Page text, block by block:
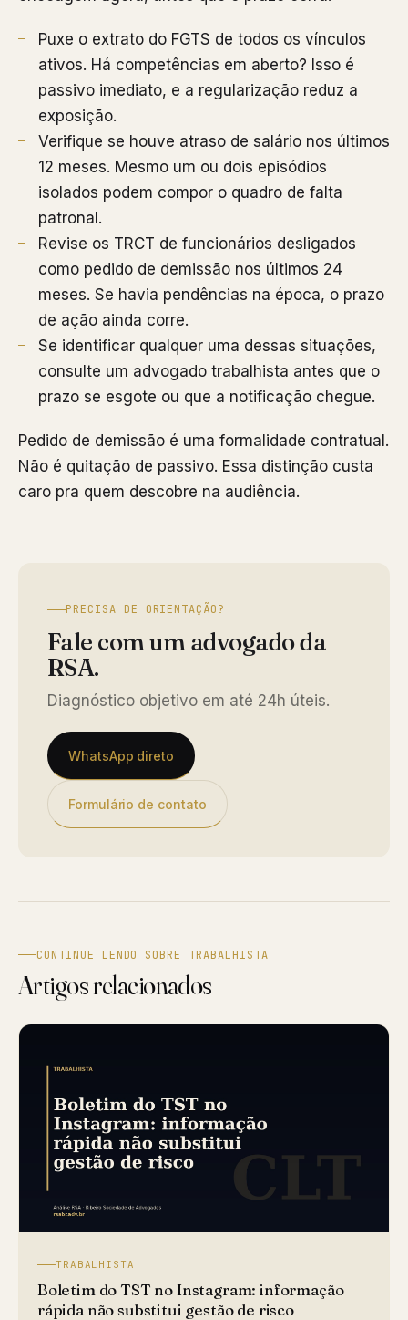
Puxe o extrato do FGTS de todos os vínculos
ativos. Há competências em aberto? Isso é
passivo imediato, e a regularização reduz a
exposição.
Verifique se houve atraso de salário nos últimos
12 meses. Mesmo um ou dois episódios
isolados podem compor o quadro de falta
patronal.
Revise os TRCT de funcionários desligados
como pedido de demissão nos últimos 24
meses. Se havia pendências na época, o prazo
de ação ainda corre.
Se identificar qualquer uma dessas situações,
consulte um advogado trabalhista antes que o
prazo se esgote ou que a notificação chegue.
Pedido de demissão é uma formalidade contratual.
Não é quitação de passivo. Essa distinção custa
caro pra quem descobre na audiência.
PRECISA DE ORIENTAÇÃO?
Fale com um advogado da
RSA.
Diagnóstico objetivo em até 24h úteis.
WhatsApp direto
Formulário de contato
CONTINUE LENDO SOBRE TRABALHISTA
Artigos relacionados
TRABALHISTA
Boletim do TST no Instagram: informação
rápida não substitui gestão de risco